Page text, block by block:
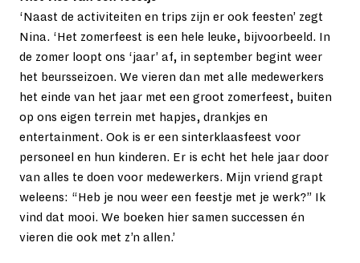
‘Naast de activiteiten en trips zijn er ook feesten’ zegt
Nina. ‘Het zomerfeest is een hele leuke, bijvoorbeeld. In
de zomer loopt ons ‘jaar’ af, in september begint weer
het beursseizoen. We vieren dan met alle medewerkers
het einde van het jaar met een groot zomerfeest, buiten
op ons eigen terrein met hapjes, drankjes en
entertainment. Ook is er een sinterklaasfeest voor
personeel en hun kinderen. Er is echt het hele jaar door
van alles te doen voor medewerkers. Mijn vriend grapt
weleens: “Heb je nou weer een feestje met je werk?” Ik
vind dat mooi. We boeken hier samen successen én
vieren die ook met z’n allen.’